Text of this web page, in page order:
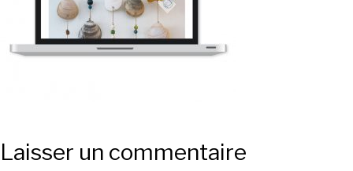
Laisser un commentaire